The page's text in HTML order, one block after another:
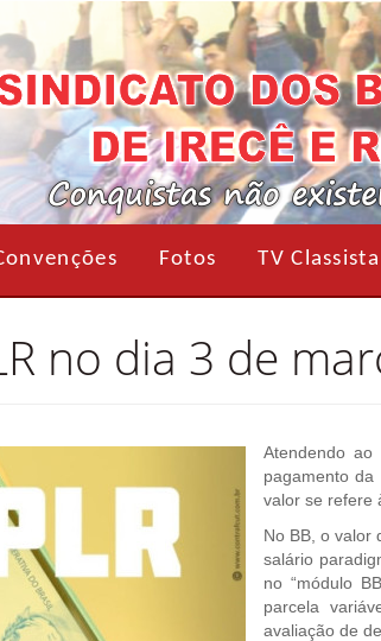
Fotos TV Classista
no dia 3 de
Atendendo
pagamento
valor se refere
No BB, o valor
salário
no “módulo
parcela
avaliação de